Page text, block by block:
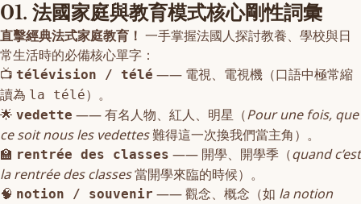
01. 法國家庭與教育模式核心剛性詞彙
直擊經典法式家庭教育！ 一手掌握法國人探討教養、學校與日
常生活時的必備核心單字：
📺 télévision / télé —— 電視、電視機（口語中極常縮
讀為 la télé）。
🌟 vedette —— 有名人物、紅人、明星（Pour une fois, que
ce soit nous les vedettes難得這一次換我們當主角）。
🏫 rentrée des classes —— 開學、開學季（quand c’est
la rentrée des classes當開學來臨的時候）。
🧠 notion / souvenir —— 觀念、概念（如 la notion